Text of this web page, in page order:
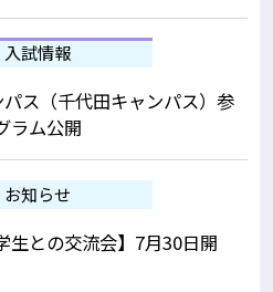
入試情報
ス（千代田キャンパス）参
ラム公開
お知らせ
生との交流会】7月30日開